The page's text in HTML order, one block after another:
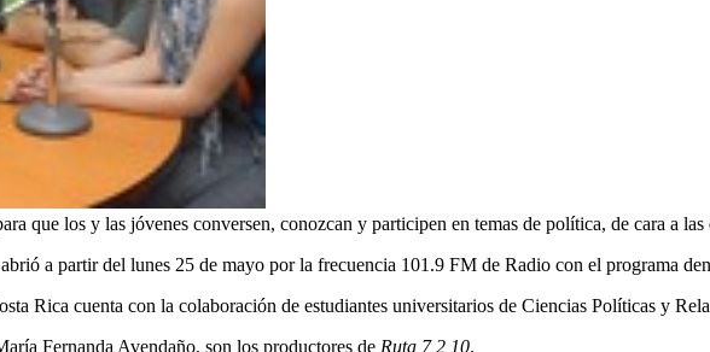
que los y las jóvenes conversen, conozcan y participen en temas de política, de cara a
a partir del lunes 25 de mayo por la frecuencia 101.9 FM de Radio con el programa
Rica cuenta con la colaboración de estudiantes universitarios de Ciencias Políticas y
Fernanda Avendaño, son los productores de Ruta 7 2 10.